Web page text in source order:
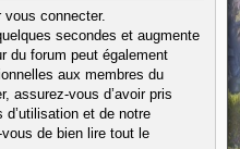
vous connecter.
secondes et augmente
du forum peut également
aux membres du
assurez-vous d’avoir pris
et de notre
de bien lire tout le